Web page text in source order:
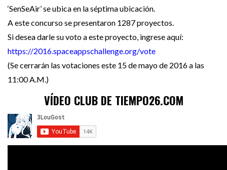
‘SenSeAir’ se ubica en la séptima ubicación.
A este concurso se presentaron 1287 proyectos.
Si desea darle su voto a este proyecto, ingrese aquí:
https://2016.spaceappschallenge.org/vote
(Se cerrarán las votaciones este 15 de mayo de 2016 a las
11:00 A.M.)
VÍDEO CLUB DE TIEMPO26.COM